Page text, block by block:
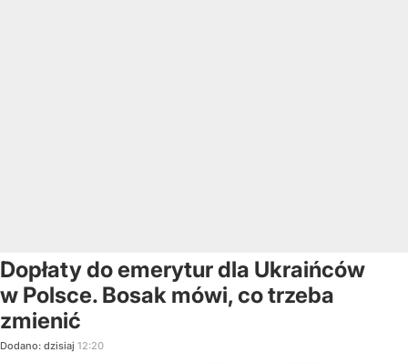
Dopłaty do emerytur dla Ukraińców
w Polsce. Bosak mówi, co trzeba
zmienić
Dodano: dzisiaj 12:20